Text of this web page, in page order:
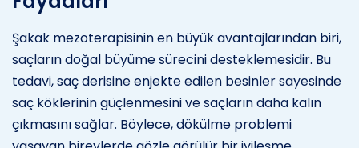
Şakak mezoterapisinin en büyük avantajlarından biri,
saçların doğal büyüme sürecini desteklemesidir. Bu
tedavi, saç derisine enjekte edilen besinler sayesinde
saç köklerinin güçlenmesini ve saçların daha kalın
çıkmasını sağlar. Böylece, dökülme problemi